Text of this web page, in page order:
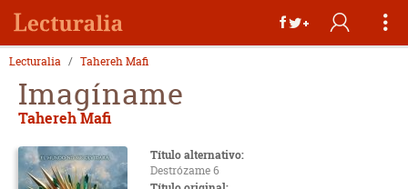
Lecturalia Tahereh Mafi
Imagíname
Tahereh Mafi
Título alternativo:
Destrózame 6